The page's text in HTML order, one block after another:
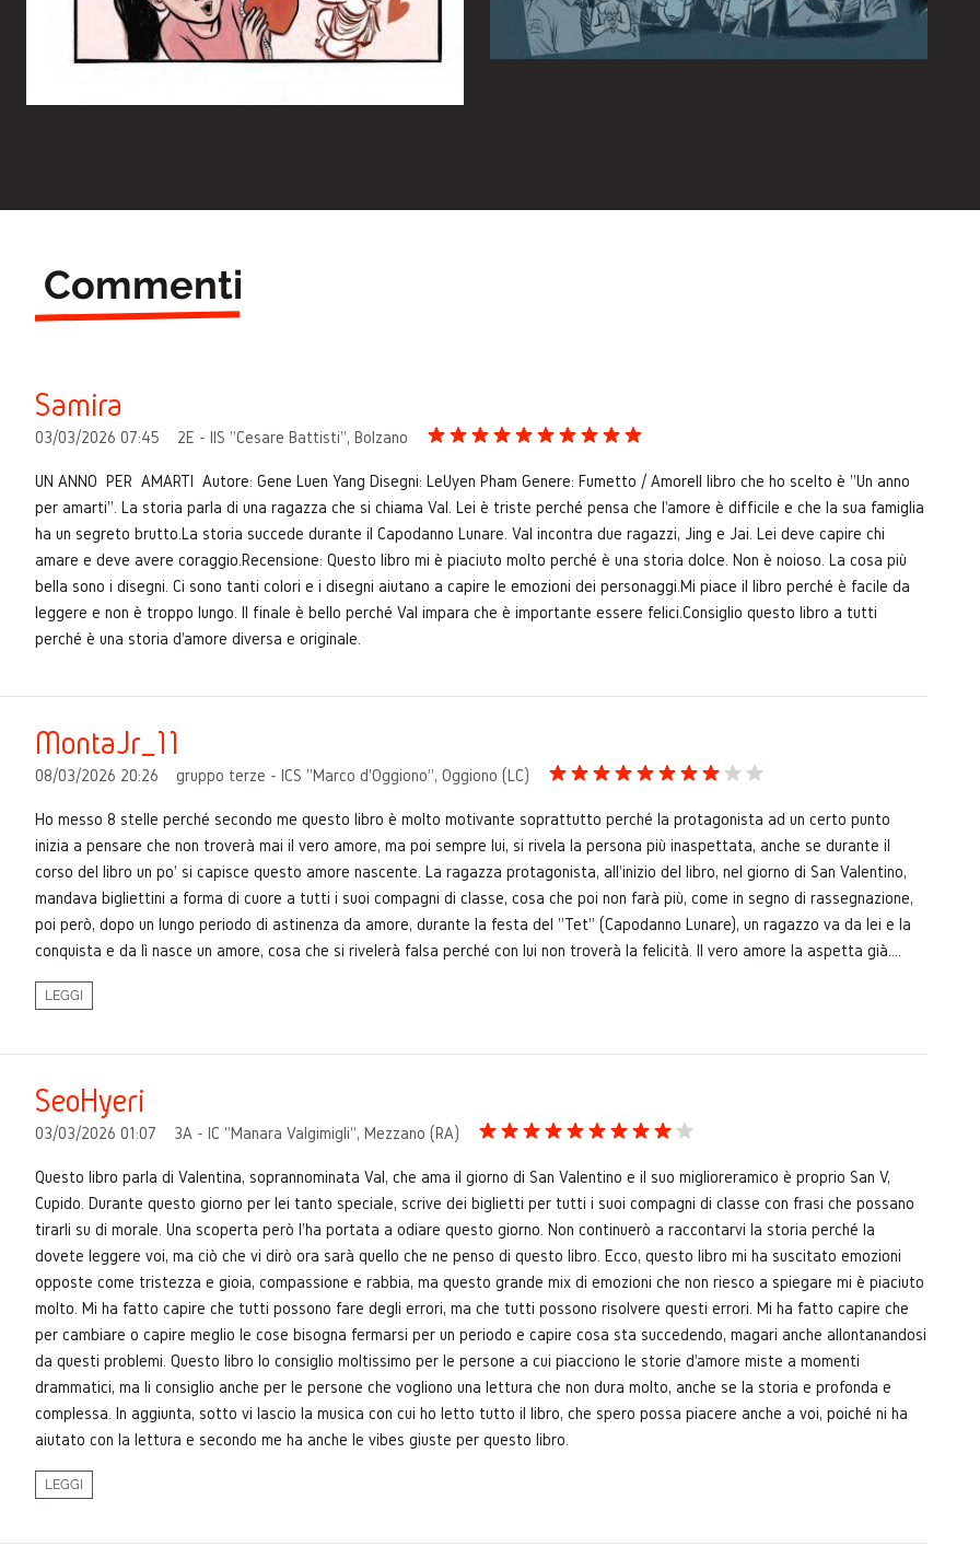
Commenti
Samira
03/03/2026 07:45 2E - IIS "Cesare Battisti", Bolzano
UN ANNO PER AMARTI Autore: Gene Luen Yang Disegni: LeUyen Pham Genere: Fumetto / Amore ​Il libro che ho scelto è "Un anno
per amarti". La storia parla di una ragazza che si chiama Val. Lei è triste perché pensa che l'amore è difficile e che la sua famiglia
ha un segreto brutto. ​La storia succede durante il Capodanno Lunare. Val incontra due ragazzi, Jing e Jai. Lei deve capire chi
amare e deve avere coraggio. ​Recensione: Questo libro mi è piaciuto molto perché è una storia dolce. Non è noioso. La cosa più
bella sono i disegni. Ci sono tanti colori e i disegni aiutano a capire le emozioni dei personaggi. ​Mi piace il libro perché è facile da
leggere e non è troppo lungo. Il finale è bello perché Val impara che è importante essere felici. ​Consiglio questo libro a tutti
perché è una storia d'amore diversa e originale.
MontaJr_11
08/03/2026 20:26 gruppo terze - ICS "Marco d'Oggiono", Oggiono (LC)
Ho messo 8 stelle perché secondo me questo libro è molto motivante soprattutto perché la protagonista ad un certo punto
inizia a pensare che non troverà mai il vero amore, ma poi sempre lui, si rivela la persona più inaspettata, anche se durante il
corso del libro un po' si capisce questo amore nascente. La ragazza protagonista, all'inizio del libro, nel giorno di San Valentino,
mandava bigliettini a forma di cuore a tutti i suoi compagni di classe, cosa che poi non farà più, come in segno di rassegnazione,
poi però, dopo un lungo periodo di astinenza da amore, durante la festa del "Tet" (Capodanno Lunare), un ragazzo va da lei e la
conquista e da lì nasce un amore, cosa che si rivelerà falsa perché con lui non troverà la felicità. Il vero amore la aspetta già....
LEGGI
SeoHyeri
03/03/2026 01:07 3A - IC "Manara Valgimigli", Mezzano (RA)
Questo libro parla di Valentina, soprannominata Val, che ama il giorno di San Valentino e il suo miglioreramico è proprio San V,
Cupido. Durante questo giorno per lei tanto speciale, scrive dei biglietti per tutti i suoi compagni di classe con frasi che possano
tirarli su di morale. Una scoperta però l'ha portata a odiare questo giorno. Non continuerò a raccontarvi la storia perché la
dovete leggere voi, ma ciò che vi dirò ora sarà quello che ne penso di questo libro. Ecco, questo libro mi ha suscitato emozioni
opposte come tristezza e gioia, compassione e rabbia, ma questo grande mix di emozioni che non riesco a spiegare mi è piaciuto
molto. Mi ha fatto capire che tutti possono fare degli errori, ma che tutti possono risolvere questi errori. Mi ha fatto capire che
per cambiare o capire meglio le cose bisogna fermarsi per un periodo e capire cosa sta succedendo, magari anche allontanandosi
da questi problemi. Questo libro lo consiglio moltissimo per le persone a cui piacciono le storie d'amore miste a momenti
drammatici, ma li consiglio anche per le persone che vogliono una lettura che non dura molto, anche se la storia e profonda e
complessa. In aggiunta, sotto vi lascio la musica con cui ho letto tutto il libro, che spero possa piacere anche a voi, poiché ni ha
aiutato con la lettura e secondo me ha anche le vibes giuste per questo libro.
LEGGI